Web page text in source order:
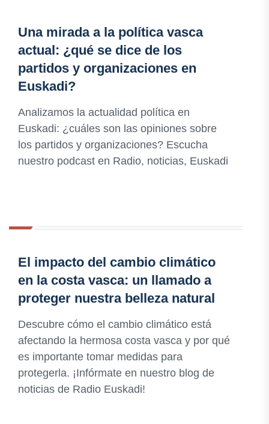
Una mirada a la política vasca
actual: ¿qué se dice de los
partidos y organizaciones en
Euskadi?
Analizamos la actualidad política en
Euskadi: ¿cuáles son las opiniones sobre
los partidos y organizaciones? Escucha
nuestro podcast en Radio, noticias, Euskadi
El impacto del cambio climático
en la costa vasca: un llamado a
proteger nuestra belleza natural
Descubre cómo el cambio climático está
afectando la hermosa costa vasca y por qué
es importante tomar medidas para
protegerla. ¡Infórmate en nuestro blog de
noticias de Radio Euskadi!